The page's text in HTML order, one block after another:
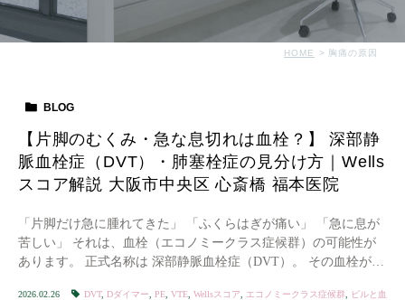
HOME 胸痛の原因
BLOG
【片脚のむくみ・急な息切れは血栓？】 深部静
脈血栓症（DVT）・肺塞栓症の見分け方｜Wells
スコア解説 大阪市中央区 心斎橋 福本医院
「片脚だけ急に腫れてきた」 「ふくらはぎが痛い」 「急に息が
苦しい」 それは、血栓（エコノミークラス症候群）の可能性が
あります。 正式名称は 深部静脈血栓症（DVT）。 その血栓が肺
2026.02.26 DVT, Dダイマー PE VTE Wellsスコア エコノミークラス症候群
ピルと血